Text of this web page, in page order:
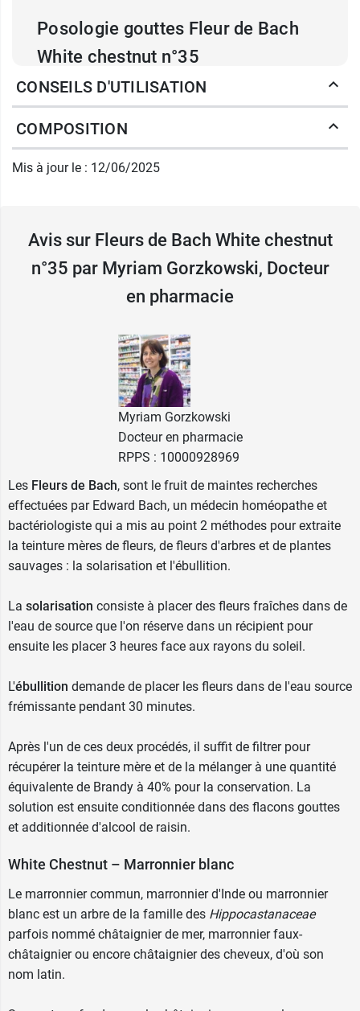
Posologie gouttes Fleur de Bach
White chestnut n°35
2 gouttes dans un demi verre ou directement
dans la bouche, 4 fois par jour.
Pour un usage combiné de plusieurs Fleur de
Bach (jusqu'à 7 fleurs), mettre 2 gouttes de
chaque Fleur dans un flacon de 30 ml et ajouter
Contenance: 20 ml
Pour renouer avec le présent, il faut choisir la
fleur de Bach HoneySuckle
La charge mentale et les Fleurs de
6 av du prince hereditaire albert
98012 Monaco cedex
France
CONSEILS D'UTILISATION
COMPOSITION
Mis à jour le : 12/06/2025
Avis sur Fleurs de Bach White chestnut
n°35 par Myriam Gorzkowski, Docteur
en pharmacie
Myriam Gorzkowski
Docteur en pharmacie
RPPS : 10000928969
Les Fleurs de Bach, sont le fruit de maintes recherches
effectuées par Edward Bach, un médecin homéopathe et
bactériologiste qui a mis au point 2 méthodes pour extraite
la teinture mères de fleurs, de fleurs d'arbres et de plantes
sauvages : la solarisation et l'ébullition.
La solarisation consiste à placer des fleurs fraîches dans de
l'eau de source que l'on réserve dans un récipient pour
ensuite les placer 3 heures face aux rayons du soleil.
L'ébullition demande de placer les fleurs dans de l'eau source
frémissante pendant 30 minutes.
Après l'un de ces deux procédés, il suffit de filtrer pour
récupérer la teinture mère et de la mélanger à une quantité
équivalente de Brandy à 40% pour la conservation. La
solution est ensuite conditionnée dans des flacons gouttes
et additionnée d'alcool de raisin.
White Chestnut – Marronnier blanc
Le marronnier commun, marronnier d'Inde ou marronnier
blanc est un arbre de la famille des Hippocastanaceae
parfois nommé châtaignier de mer, marronnier faux-
châtaignier ou encore châtaignier des cheveux, d'où son
nom latin.